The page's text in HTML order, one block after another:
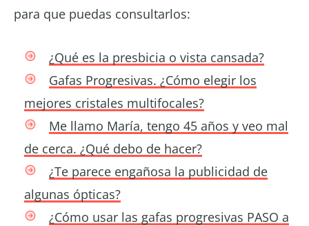
para que puedas consultarlos:
¿Qué es la presbicia o vista cansada?
Gafas Progresivas. ¿Cómo elegir los
mejores cristales multifocales?
Me llamo María, tengo 45 años y veo mal
de cerca. ¿Qué debo de hacer?
¿Te parece engañosa la publicidad de
algunas ópticas?
¿Cómo usar las gafas progresivas PASO a